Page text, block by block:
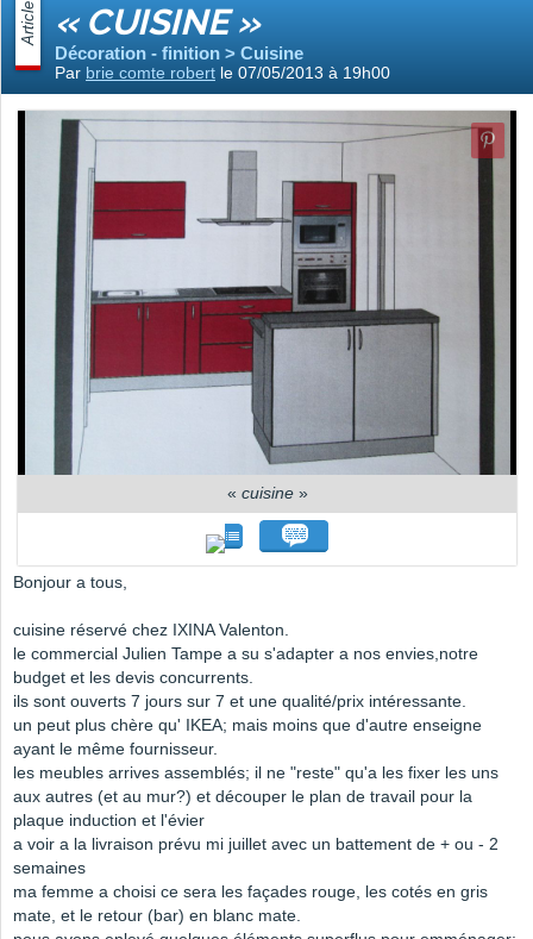
Article « CUISINE »
Décoration - finition > Cuisine
Par brie comte robert le 07/05/2013 à 19h00
« cuisine»
Bonjour a tous,
cuisine réservé chez IXINA Valenton.
le commercial Julien Tampe a su s'adapter a nos envies,notre
budget et les devis concurrents.
ils sont ouverts 7 jours sur 7 et une qualité/prix intéressante.
un peut plus chère qu' IKEA; mais moins que d'autre enseigne
ayant le même fournisseur.
les meubles arrives assemblés; il ne "reste" qu'a les fixer les uns
aux autres (et au mur?) et découper le plan de travail pour la
plaque induction et l'évier
a voir a la livraison prévu mi juillet avec un battement de + ou - 2
semaines
ma femme a choisi ce sera les façades rouge, les cotés en gris
mate, et le retour (bar) en blanc mate.